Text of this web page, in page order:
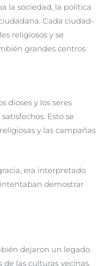
la sociedad, la política
Cada ciudad-
religiosos y se
grandes centros
dioses y los seres
Esto se
y las campañas
era interpretado
demostrar
dejaron un legado
las culturas vecinas,